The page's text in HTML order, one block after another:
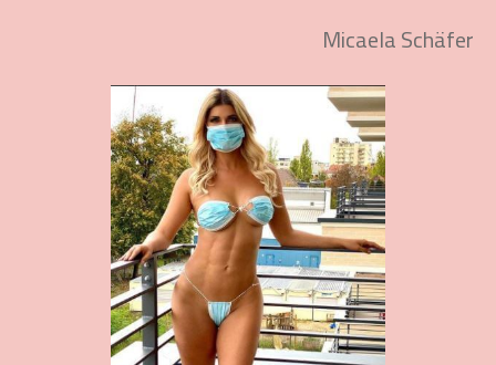
Micaela Schäfer